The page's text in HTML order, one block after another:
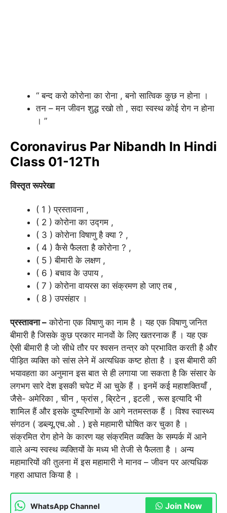
“ बन्द करो कोरोना का रोना , बनो सात्विक कुछ न होना ।
तन – मन जीवन शुद्ध रखो तो , सदा स्वस्थ कोई रोग न होना
। ”
Coronavirus Par Nibandh In Hindi
Class 01-12Th
विस्तृत रूपरेखा
( 1 ) प्रस्तावना ,
( 2 ) कोरोना का उद्गम ,
( 3 ) कोरोना विषाणु है क्या ? ,
( 4 ) कैसे फैलता है कोरोना ? ,
( 5 ) बीमारी के लक्षण ,
( 6 ) बचाव के उपाय ,
( 7 ) कोरोना वायरस का संक्रमण हो जाए तब ,
( 8 ) उपसंहार ।
प्रस्तावना – कोरोना एक विषाणु का नाम है । यह एक विषाणु जनित
बीमारी है जिसके कुछ प्रकार मानवों के लिए खतरनाक हैं । यह एक
ऐसी बीमारी है जो सीधे तौर पर श्वसन तन्त्र को प्रभावित करती है और
पीड़ित व्यक्ति को सांस लेने में अत्यधिक कष्ट होता है । इस बीमारी की
भयावहता का अनुमान इस बात से ही लगाया जा सकता है कि संसार के
लगभग सारे देश इसकी चपेट में आ चुके हैं । इनमें कई महाशक्तियाँ ,
जैसे- अमेरिका , चीन , फ्रांस , ब्रिटेन , इटली , रूस इत्यादि भी
शामिल हैं और इसके दुष्परिणामों के आगे नतमस्तक हैं । विश्व स्वास्थ्य
संगठन ( डब्ल्यू.एच.ओ . ) इसे महामारी घोषित कर चुका है ।
संक्रमित रोग होने के कारण यह संक्रमित व्यक्ति के सम्पर्क में आने
वाले अन्य स्वस्थ व्यक्तियों के मध्य भी तेजी से फैलता है । अन्य
महामारियों की तुलना में इस महामारी ने मानव – जीवन पर अत्यधिक
गहरा आघात किया है ।
WhatsApp Channel Join Now